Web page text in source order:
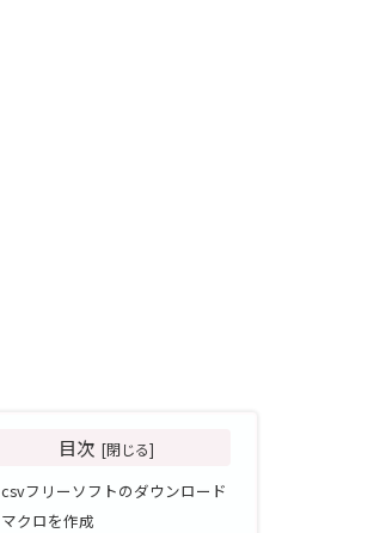
目次
csvフリーソフトのダウンロード
マクロを作成